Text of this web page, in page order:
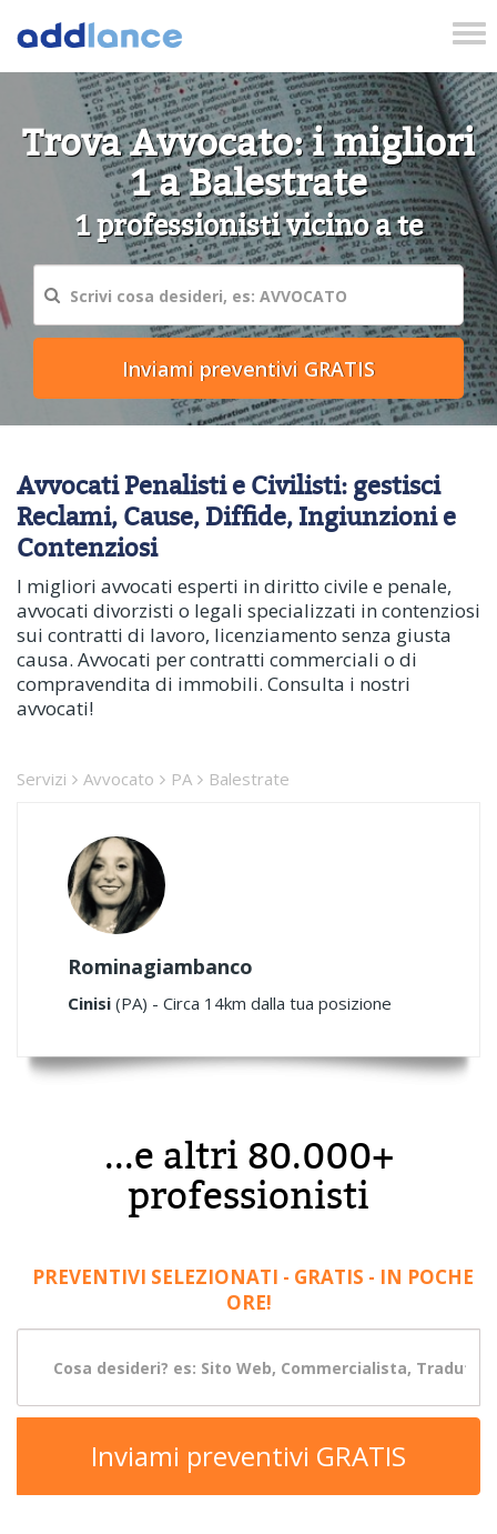
Trova Avvocato: i migliori
1 a Balestrate
1 professionisti vicino a te
Avvocati Penalisti e Civilisti: gestisci
Reclami, Cause, Diffide, Ingiunzioni e
Contenziosi
I migliori avvocati esperti in diritto civile e penale,
avvocati divorzisti o legali specializzati in contenziosi
sui contratti di lavoro, licenziamento senza giusta
causa. Avvocati per contratti commerciali o di
compravendita di immobili. Consulta i nostri
avvocati!
Servizi Avvocato PA Balestrate
Rominagiambanco
Cinisi (PA) - Circa 14km dalla tua posizione
...e altri 80.000+
professionisti
PREVENTIVI SELEZIONATI - GRATIS - IN POCHE
ORE!
Inviami preventivi GRATIS